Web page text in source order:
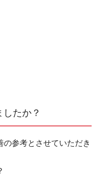
たか？
参考とさせていただき